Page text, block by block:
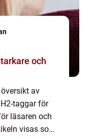
och
av
taggar för
läsaren och
visas som